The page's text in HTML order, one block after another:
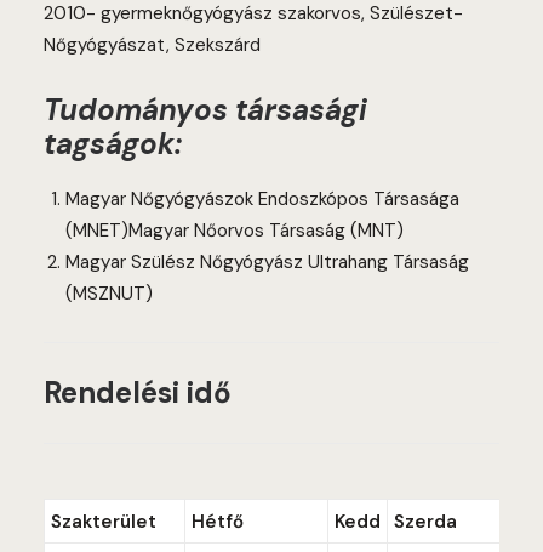
2010- gyermeknőgyógyász szakorvos, Szülészet-
Nőgyógyászat, Szekszárd
Tudományos társasági
tagságok:
Magyar Nőgyógyászok Endoszkópos Társasága
(MNET)Magyar Nőorvos Társaság (MNT)
Magyar Szülész Nőgyógyász Ultrahang Társaság
(MSZNUT)
Rendelési idő
Szakterület Hétfő Kedd Szerda